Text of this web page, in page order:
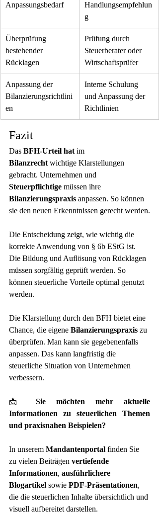
Anpassungsbedarf
Handlungsempfehlun
g
Überprüfung
bestehender
Rücklagen
Prüfung durch
Steuerberater oder
Wirtschaftsprüfer
Anpassung der
Bilanzierungsrichtlini
en
Interne Schulung
und Anpassung der
Richtlinien
Fazit
Das BFH-Urteil hat im
Bilanzrecht wichtige Klarstellungen
gebracht. Unternehmen und
Steuerpflichtige müssen ihre
Bilanzierungspraxis anpassen. So können
sie den neuen Erkenntnissen gerecht werden.
Die Entscheidung zeigt, wie wichtig die
korrekte Anwendung von § 6b EStG ist.
Die Bildung und Auflösung von Rücklagen
müssen sorgfältig geprüft werden. So
können steuerliche Vorteile optimal genutzt
werden.
Die Klarstellung durch den BFH bietet eine
Chance, die eigene Bilanzierungspraxis zu
überprüfen. Man kann sie gegebenenfalls
anpassen. Das kann langfristig die
steuerliche Situation von Unternehmen
verbessern.
📩 Sie möchten mehr aktuelle
Informationen zu steuerlichen Themen
und praxisnahen Beispielen?
In unserem Mandantenportal finden Sie
zu vielen Beiträgen vertiefende
Informationen, ausführlichere
Blogartikel sowie PDF-Präsentationen,
die die steuerlichen Inhalte übersichtlich und
visuell aufbereitet darstellen.